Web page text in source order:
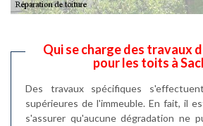
Qui se charge des travaux
pour les toits à
Des travaux spécifiques
supérieures de l'immeuble. En fait, il
s'assurer qu'aucune dégradation ne